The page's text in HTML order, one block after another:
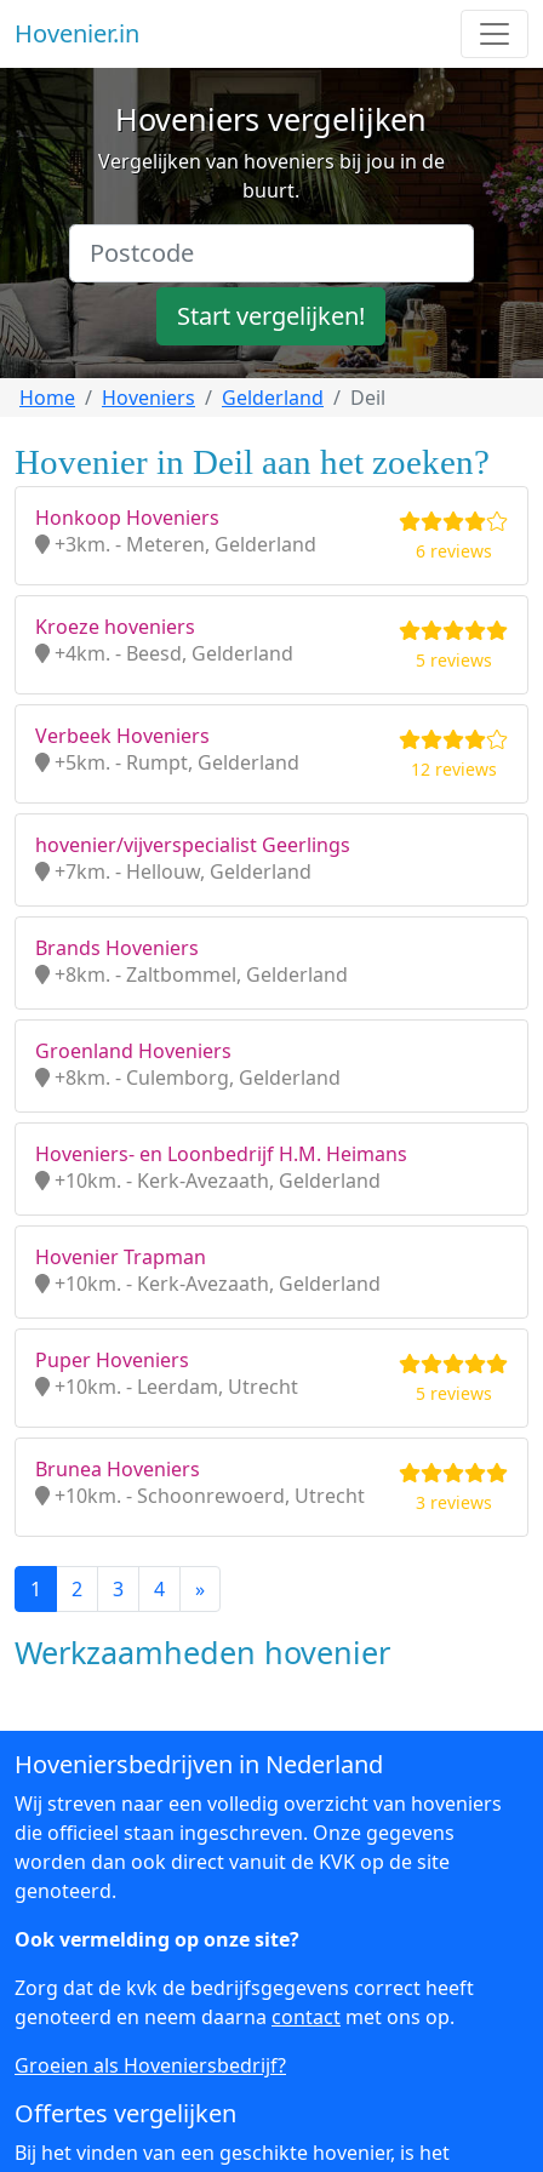
Hovenier.in
Hoveniers vergelijken
Vergelijken van hoveniers bij jou in de
buurt.
Start vergelijken!
Home Hoveniers Gelderland Deil
Hovenier in Deil aan het zoeken?
Honkoop Hoveniers
+3km. - Meteren, Gelderland
6 reviews
Kroeze hoveniers
+4km. - Beesd, Gelderland
5 reviews
Verbeek Hoveniers
+5km. - Rumpt, Gelderland
12 reviews
hovenier/vijverspecialist Geerlings
+7km. - Hellouw, Gelderland
Brands Hoveniers
+8km. - Zaltbommel, Gelderland
Groenland Hoveniers
+8km. - Culemborg, Gelderland
Hoveniers- en Loonbedrijf H.M. Heimans
+10km. - Kerk-Avezaath, Gelderland
Hovenier Trapman
+10km. - Kerk-Avezaath, Gelderland
Puper Hoveniers
+10km. - Leerdam, Utrecht
5 reviews
Brunea Hoveniers
+10km. - Schoonrewoerd, Utrecht
3 reviews
1 2 3 4 »
Werkzaamheden hovenier
Hoveniersbedrijven in Nederland
Wij streven naar een volledig overzicht van hoveniers
die officieel staan ingeschreven. Onze gegevens
worden dan ook direct vanuit de KVK op de site
genoteerd.
Ook vermelding op onze site?
Zorg dat de kvk de bedrijfsgegevens correct heeft
genoteerd en neem daarna contact met ons op.
Groeien als Hoveniersbedrijf?
Offertes vergelijken
Bij het vinden van een geschikte hovenier, is het